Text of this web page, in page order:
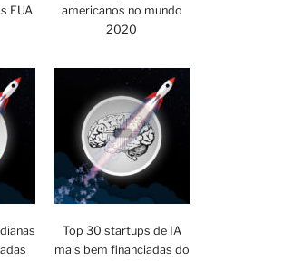
EUA
americanos no mundo
2020
Top 30 startups de IA
mais bem financiadas do